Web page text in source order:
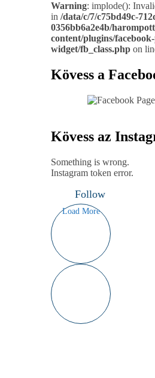
Warning: implode():
in /data/c/7/c75bd49c-
0356bb6a2e4b/
content/plugins/
widget/fb_class.php on
Kövess a
Kövess az
Something is wrong.
Instagram token error.
Follow
Load More